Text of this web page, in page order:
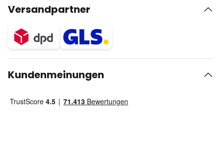
Versandpartner
Kundenmeinungen